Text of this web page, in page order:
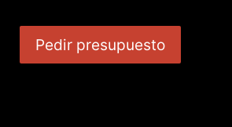
Pedir presupuesto